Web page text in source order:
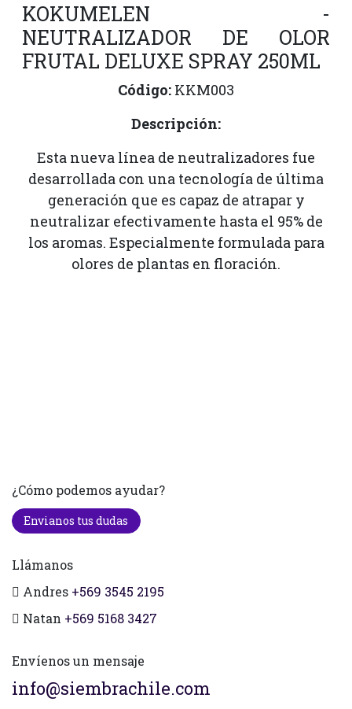
KOKUMELEN -
NEUTRALIZADOR DE OLOR
FRUTAL DELUXE SPRAY 250ML
Código: KKM003
Descripción:
Esta nueva línea de neutralizadores fue
desarrollada con una tecnología de última
generación que es capaz de atrapar y
neutralizar efectivamente hasta el 95% de
los aromas. Especialmente formulada para
olores de plantas en floración.
¿Cómo podemos ayudar?
Envianos tus dudas
Llámanos
Andres +569 3545 2195
Natan +569 5168 3427
Envíenos un mensaje
info@siembrachile.com